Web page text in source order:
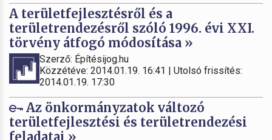
A területfejlesztésről és a
területrendezésről szóló 1996. évi XXI.
törvény átfogó módosítása »
Szerző: Építésijog.hu
Közzétéve: 2014.01.19. 16:41 | Utolsó frissítés:
2014.01.19. 17:30
Az önkormányzatok változó
területfejlesztési és területrendezési
feladatai »